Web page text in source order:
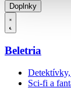
Doplnky
Beletria
Sci-fi a